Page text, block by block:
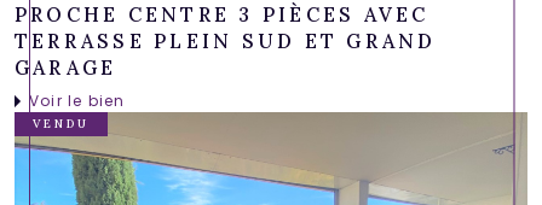
PROCHE CENTRE 3 PIÈCES AVEC
TERRASSE PLEIN SUD ET GRAND
GARAGE
Voir le bien
VENDU